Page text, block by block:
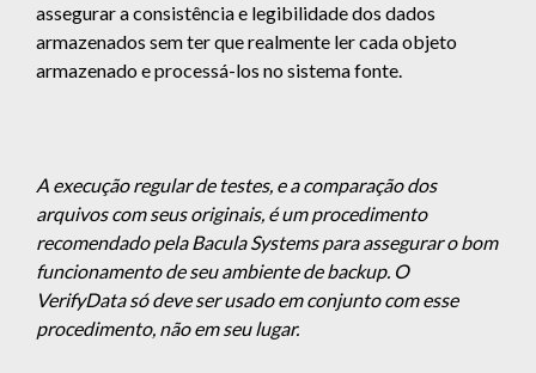
assegurar a consistência e legibilidade dos dados
armazenados sem ter que realmente ler cada objeto
armazenado e processá-los no sistema fonte.
A execução regular de testes, e a comparação dos
arquivos com seus originais, é um procedimento
recomendado pela Bacula Systems para assegurar o bom
funcionamento de seu ambiente de backup. O
VerifyData só deve ser usado em conjunto com esse
procedimento, não em seu lugar.